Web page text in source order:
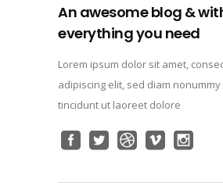
An awesome blog &
everything you need
Lorem ipsum dolor sit amet,
adipiscing elit, sed diam
tincidunt ut laoreet dolore